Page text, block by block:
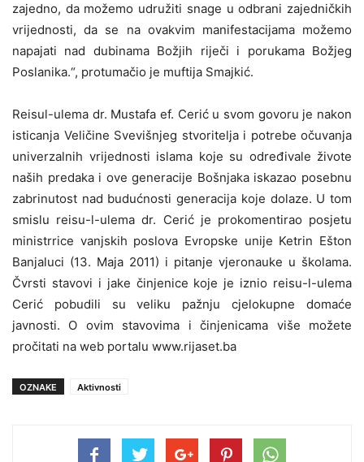
zajedno, da možemo udružiti snage u odbrani zajedničkih
vrijednosti, da se na ovakvim manifestacijama možemo
napajati nad dubinama Božjih riječi i porukama Božjeg
Poslanika.“, protumačio je muftija Smajkić.
Reisul-ulema dr. Mustafa ef. Cerić u svom govoru je nakon
isticanja Veličine Svevišnjeg stvoritelja i potrebe očuvanja
univerzalnih vrijednosti islama koje su određivale živote
naših predaka i ove generacije Bošnjaka iskazao posebnu
zabrinutost nad budućnosti generacija koje dolaze. U tom
smislu reisu-l-ulema dr. Cerić je prokomentirao posjetu
ministrrice vanjskih poslova Evropske unije Ketrin Ešton
Banjaluci (13. Maja 2011) i pitanje vjeronauke u školama.
Čvrsti stavovi i jake činjenice koje je iznio reisu-l-ulema
Cerić pobudili su veliku pažnju cjelokupne domaće
javnosti. O ovim stavovima i činjenicama više možete
pročitati na web portalu www.rijaset.ba
OZNAKE Aktivnosti